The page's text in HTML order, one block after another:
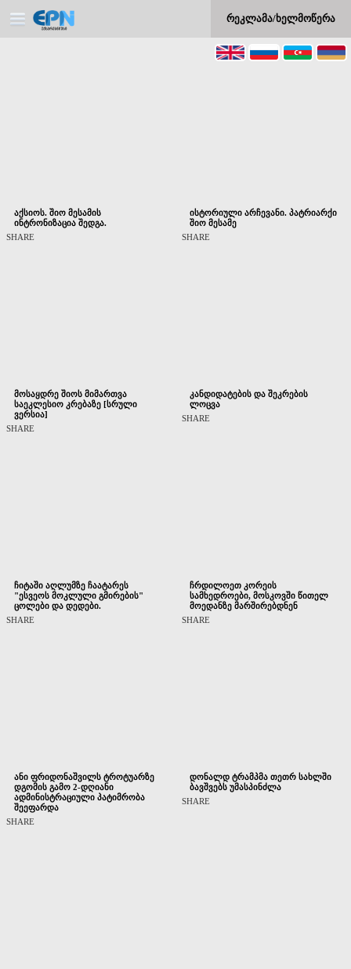
რეკლამა/ხელმოწერა
აქსიოს. შიო მესამის
ინტრონიზაცია შედგა.
SHARE
ისტორიული არჩევანი. პატრიარქი
შიო მესამე
SHARE
მოსაყდრე შიოს მიმართვა
საეკლესიო კრებაზე [სრული
ვერსია]
SHARE
კანდიდატების და შეკრების
ლოცვა
SHARE
ჩიტაში აღლუმზე ჩაატარეს
"ესვეოს მოკლული გმირების"
ცოლები და დედები.
SHARE
ჩრდილოეთ კორეის
სამხედროები, მოსკოვში წითელ
მოედანზე მარშირებდნენ
SHARE
ანი ფრიდონაშვილს ტროტუარზე
დგომის გამო 2-დღიანი
ადმინისტრაციული პატიმრობა
შეეფარდა
SHARE
დონალდ ტრამპმა თეთრ სახლში
ბავშვებს უმასპინძლა
SHARE